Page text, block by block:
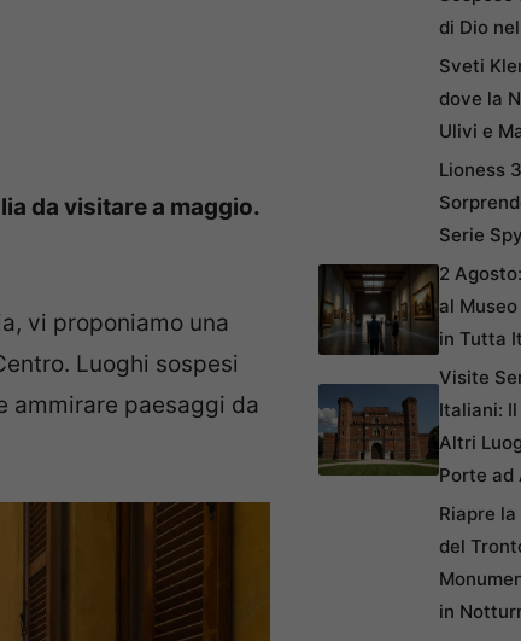
da visitare a maggio.
vi proponiamo una
Luoghi sospesi
ammirare paesaggi da
di Dio
Sveti
dove la
Ulivi e
Lioness
Serie
2
al
in Tutta
Visite
Italiani:
Altri
Porte ad
Riapre
del
in